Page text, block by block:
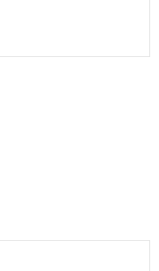
V. (IW) erstellt